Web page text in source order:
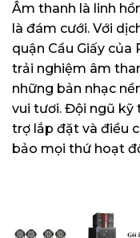
Âm thanh là linh
là đám cưới. Với
quận Cầu Giấy của
trải nghiệm âm
những bản nhạc
vui tươi. Đội ngũ kỹ
trợ lắp đặt và điều
bảo mọi thứ hoạt